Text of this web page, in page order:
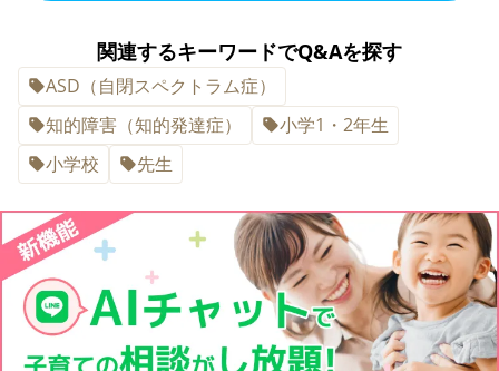
関連するキーワードでQ&Aを探す
ASD（自閉スペクトラム症）
知的障害（知的発達症）
小学1・2年生
小学校
先生